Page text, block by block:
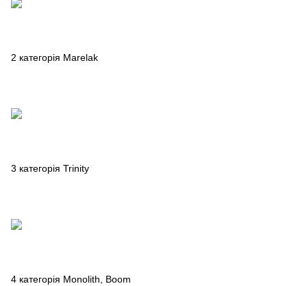
2 категорія Marelak
3 категорія Trinity
4 категорія Monolith, Boom